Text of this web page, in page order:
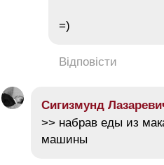
=)
Відповісти
Сигизмунд
>> набрав еды из
машины